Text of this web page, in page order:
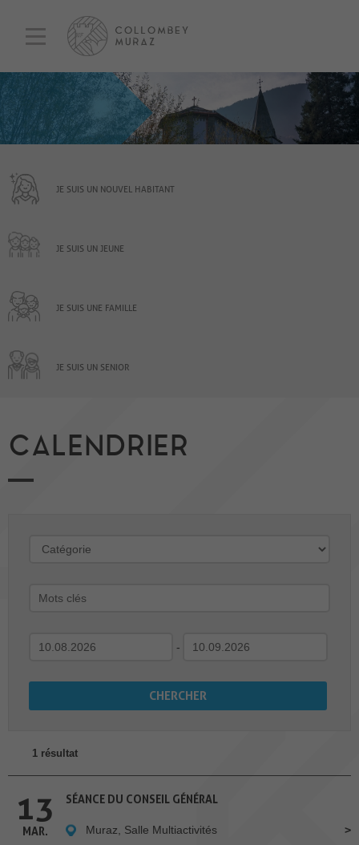
JE SUIS UN NOUVEL HABITANT
JE SUIS UN JEUNE
JE SUIS UNE FAMILLE
JE SUIS UN SENIOR
CALENDRIER
-
1 résultat
13
MAR.
SÉANCE DU CONSEIL GÉNÉRAL
Muraz, Salle Multiactivités